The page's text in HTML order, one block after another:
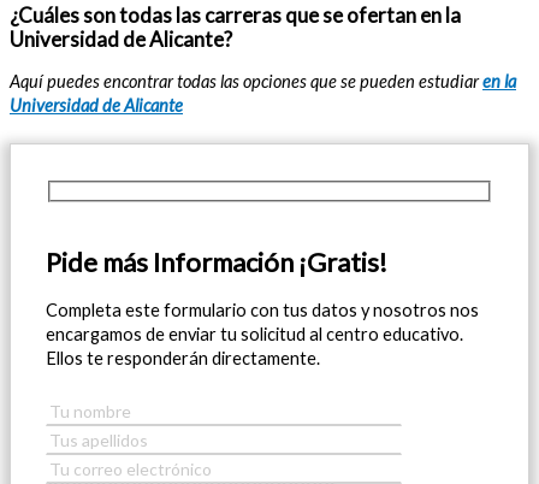
¿Cuáles son todas las carreras que se ofertan en la
Universidad de Alicante?
Aquí puedes encontrar todas las opciones que se pueden estudiaren la
Universidad de Alicante
Pide más Información ¡Gratis!
Completa este formulario con tus datos y nosotros nos
encargamos de enviar tu solicitud al centro educativo.
Ellos te responderán directamente.